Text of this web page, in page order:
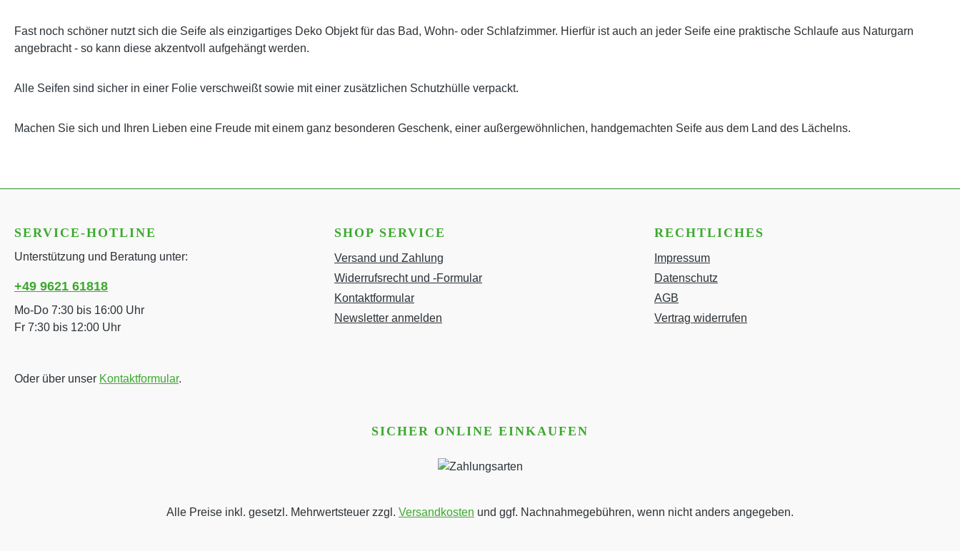
Fast noch schöner nutzt sich die Seife als einzigartiges Deko Objekt für das Bad, Wohn- oder Schlafzimmer. Hierfür ist auch an jeder Seife eine praktische Schlaufe aus Naturgarn
angebracht - so kann diese akzentvoll aufgehängt werden.
Alle Seifen sind sicher in einer Folie verschweißt sowie mit einer zusätzlichen Schutzhülle verpackt.
Machen Sie sich und Ihren Lieben eine Freude mit einem ganz besonderen Geschenk, einer außergewöhnlichen, handgemachten Seife aus dem Land des Lächelns.
SERVICE-HOTLINE
Unterstützung und Beratung unter:
+49 9621 61818
Mo-Do 7:30 bis 16:00 Uhr
Fr 7:30 bis 12:00 Uhr
Oder über unser Kontaktformular.
SHOP SERVICE
Versand und Zahlung
Widerrufsrecht und -Formular
Kontaktformular
Newsletter anmelden
RECHTLICHES
Impressum
Datenschutz
AGB
Vertrag widerrufen
SICHER ONLINE EINKAUFEN
Alle Preise inkl. gesetzl. Mehrwertsteuer zzgl. Versandkosten und ggf. Nachnahmegebühren, wenn nicht anders angegeben.